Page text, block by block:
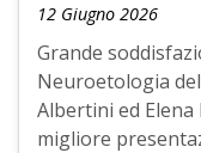
12 Giugno 2026
Grande
Neuroetologia
Albertini ed
migliore